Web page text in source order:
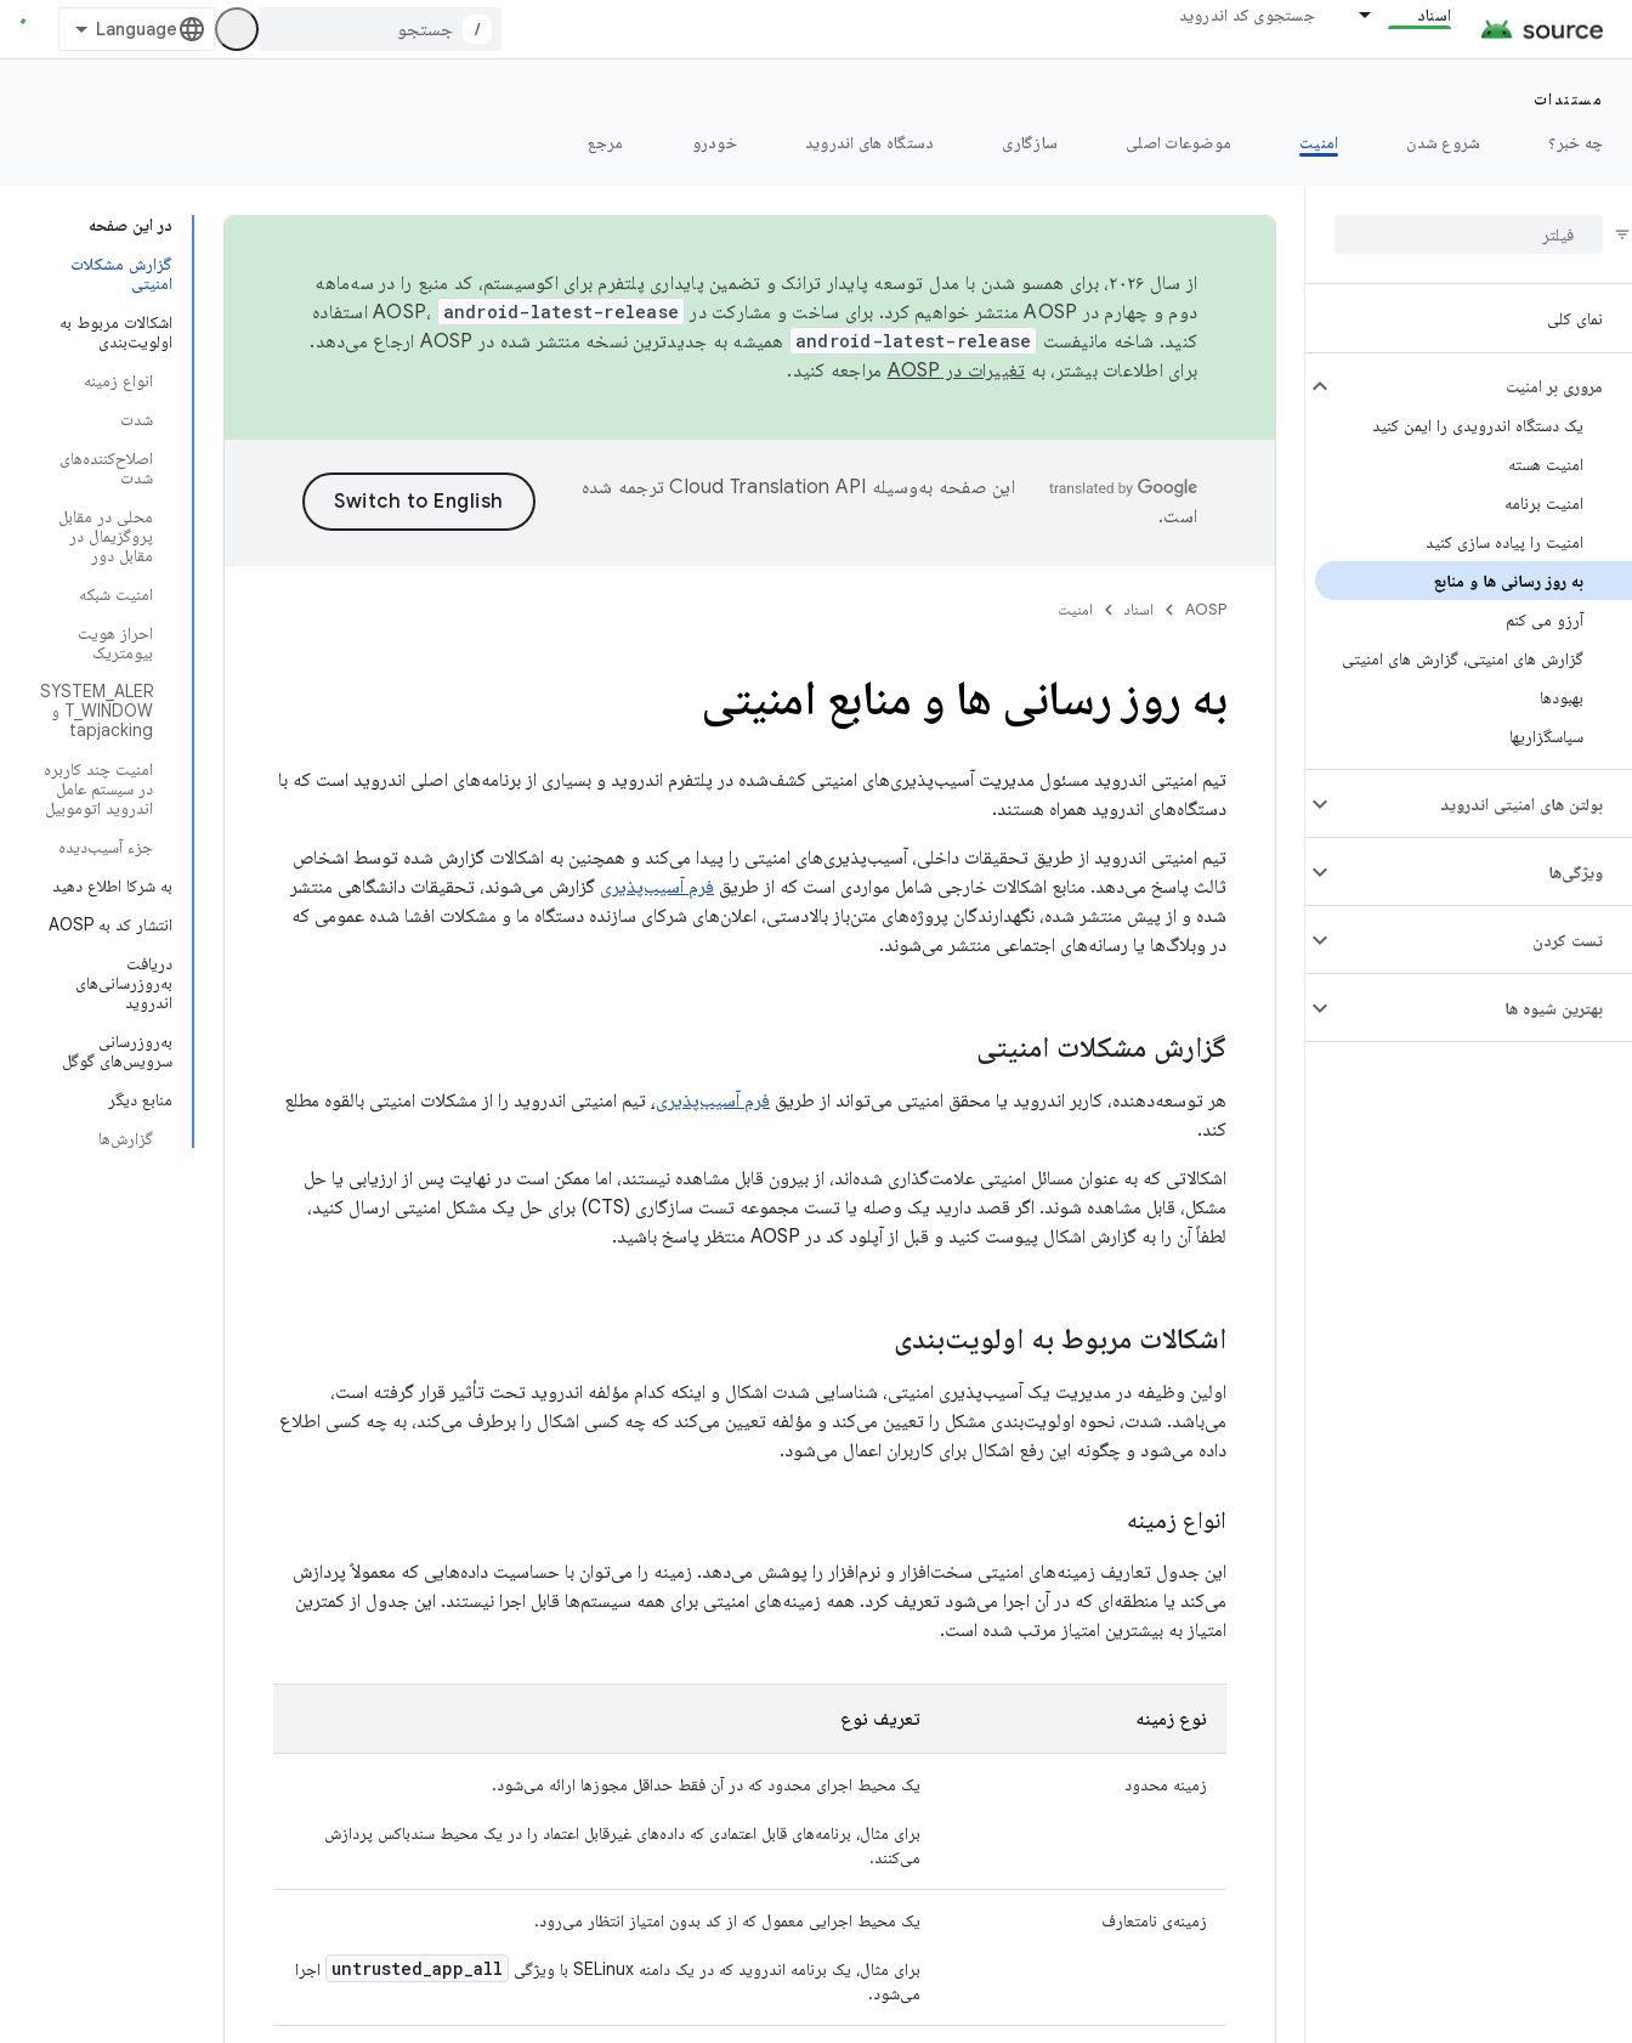
اسناد جستجوی کد اندروید
/
مستندات
چه خبر؟
شروع شدن امنیت موضوعات اصلی سازگاری دستگاه های اندروید خودرو مرجع
نمای کلی
مروری بر امنیت
یک دستگاه اندرویدی را ایمن کنید
امنیت هسته
امنیت برنامه
امنیت را پیاده سازی کنید
به روز رسانی ها و منابع
آرزو می کنم
گزارش های امنیتی، گزارش های امنیتی
بهبودها
سپاسگزاریها
بولتن های امنیتی اندروید
ویژگی‌ها
تست کردن
بهترین شیوه ها
در این صفحه
گزارش مشکلات
امنیتی
اشکالات مربوط به
اولویت‌بندی
انواع زمینه
شدت
اصلاح‌کننده‌های
شدت
محلی در مقابل
پروگزیمال در
مقابل دور
امنیت شبکه
احراز هویت
بیومتریک
SYSTEM_ALER
T_WINDOW و
tapjacking
امنیت چند کاربره
در سیستم عامل
اندروید اتوموبیل
جزء آسیب‌دیده
به شرکا اطلاع دهید
انتشار کد به AOSP
دریافت
به‌روزرسانی‌های
اندروید
به‌روزرسانی
سرویس‌های گوگل
منابع دیگر
گزارش‌ها
از سال ۲۰۲۶، برای همسو شدن با مدل توسعه پایدار ترانک و تضمین پایداری پلتفرم برای اکوسیستم، کد منبع را در سه‌ماهه
دوم و چهارم در AOSP منتشر خواهیم کرد. برای ساخت و مشارکت در AOSP،
android-latest-release
استفاده
کنید. شاخه مانیفست
android-latest-release
همیشه به جدیدترین نسخه منتشر شده در AOSP ارجاع می‌دهد.
برای اطلاعات بیشتر، به تغییرات در AOSP مراجعه کنید.
این صفحه به‌وسیله
ترجمه شده
است.
AOSP اسناد امنیت
به روز رسانی ها و منابع امنیتی
تیم امنیتی اندروید مسئول مدیریت آسیب‌پذیری‌های امنیتی کشف‌شده در پلتفرم اندروید و بسیاری از برنامه‌های اصلی اندروید است که با
دستگاه‌های اندروید همراه هستند.
تیم امنیتی اندروید از طریق تحقیقات داخلی، آسیب‌پذیری‌های امنیتی را پیدا می‌کند و همچنین به اشکالات گزارش شده توسط اشخاص
ثالث پاسخ می‌دهد. منابع اشکالات خارجی شامل مواردی است که از طریق فرم آسیب‌پذیری گزارش می‌شوند، تحقیقات دانشگاهی منتشر
شده و از پیش منتشر شده، نگهدارندگان پروژه‌های متن‌باز بالادستی، اعلان‌های شرکای سازنده دستگاه ما و مشکلات افشا شده عمومی که
در وبلاگ‌ها یا رسانه‌های اجتماعی منتشر می‌شوند.
گزارش مشکلات امنیتی
هر توسعه‌دهنده، کاربر اندروید یا محقق امنیتی می‌تواند از طریق فرم آسیب‌پذیری، تیم امنیتی اندروید را از مشکلات امنیتی بالقوه مطلع
کند.
اشکالاتی که به عنوان مسائل امنیتی علامت‌گذاری شده‌اند، از بیرون قابل مشاهده نیستند، اما ممکن است در نهایت پس از ارزیابی یا حل
مشکل، قابل مشاهده شوند. اگر قصد دارید یک وصله یا تست مجموعه تست سازگاری (CTS) برای حل یک مشکل امنیتی ارسال کنید،
لطفاً آن را به گزارش اشکال پیوست کنید و قبل از آپلود کد در AOSP منتظر پاسخ باشید.
اشکالات مربوط به اولویت‌بندی
اولین وظیفه در مدیریت یک آسیب‌پذیری امنیتی، شناسایی شدت اشکال و اینکه کدام مؤلفه اندروید تحت تأثیر قرار گرفته است،
می‌باشد. شدت، نحوه اولویت‌بندی مشکل را تعیین می‌کند و مؤلفه تعیین می‌کند که چه کسی اشکال را برطرف می‌کند، به چه کسی اطلاع
داده می‌شود و چگونه این رفع اشکال برای کاربران اعمال می‌شود.
انواع زمینه
این جدول تعاریف زمینه‌های امنیتی سخت‌افزار و نرم‌افزار را پوشش می‌دهد. زمینه را می‌توان با حساسیت داده‌هایی که معمولاً پردازش
می‌کند یا منطقه‌ای که در آن اجرا می‌شود تعریف کرد. همه زمینه‌های امنیتی برای همه سیستم‌ها قابل اجرا نیستند. این جدول از کمترین
امتیاز به بیشترین امتیاز مرتب شده است.
نوع زمینه تعریف نوع
زمینه محدود یک محیط اجرای محدود که در آن فقط حداقل مجوزها ارائه می‌شود.
برای مثال، برنامه‌های قابل اعتمادی که داده‌های غیرقابل اعتماد را در یک محیط سندباکس پردازش
می‌کنند.
زمینه‌ی نامتعارف یک محیط اجرایی معمول که از کد بدون امتیاز انتظار می‌رود.
برای مثال، یک برنامه اندروید که در یک دامنه SELinux با ویژگی untrusted_app_all
اجرا
می‌شود.